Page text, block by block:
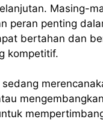
Masing-
peran penting
bertahan dan
kompetitif.